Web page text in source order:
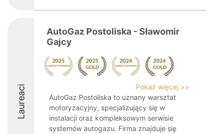
Laureaci
AutoGaz Postoliska - Sławomir
Gajcy
Pokaż więcej >>
AutoGaz Postoliska to uznany warsztat
motoryzacyjny, specjalizujący się w
instalacji oraz kompleksowym serwisie
systemów autogazu. Firma znajduje się